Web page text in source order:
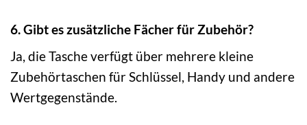
6. Gibt es zusätzliche Fächer für Zubehör?
Ja, die Tasche verfügt über mehrere kleine
Zubehörtaschen für Schlüssel, Handy und andere
Wertgegenstände.